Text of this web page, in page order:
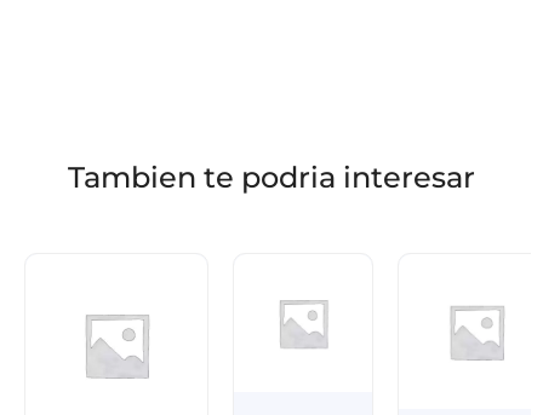
Tambien te podria interesar